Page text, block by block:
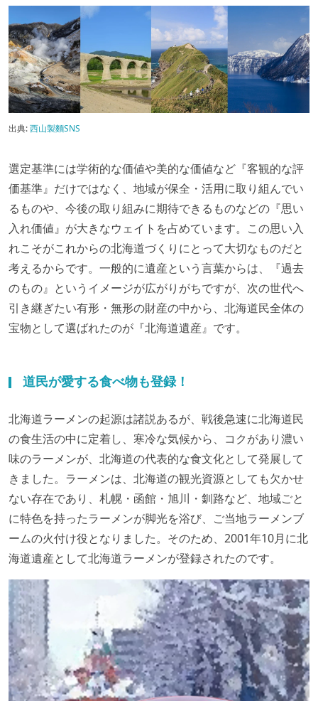
出典:西山製麵SNS
選定基準には学術的な価値や美的な価値など『客観的な評
価基準』だけではなく、地域が保全・活用に取り組んでい
るものや、今後の取り組みに期待できるものなどの『思い
入れ価値』が大きなウェイトを占めています。この思い入
れこそがこれからの北海道づくりにとって大切なものだと
考えるからです。一般的に遺産という言葉からは、『過去
のもの』というイメージが広がりがちですが、次の世代へ
引き継ぎたい有形・無形の財産の中から、北海道民全体の
宝物として選ばれたのが『北海道遺産』です。
道民が愛する食べ物も登録！
北海道ラーメンの起源は諸説あるが、戦後急速に北海道民
の食生活の中に定着し、寒冷な気候から、コクがあり濃い
味のラーメンが、北海道の代表的な食文化として発展して
きました。ラーメンは、北海道の観光資源としても欠かせ
ない存在であり、札幌・函館・旭川・釧路など、地域ごと
に特色を持ったラーメンが脚光を浴び、ご当地ラーメンブ
ームの火付け役となりました。そのため、2001年10月に北
海道遺産として北海道ラーメンが登録されたのです。